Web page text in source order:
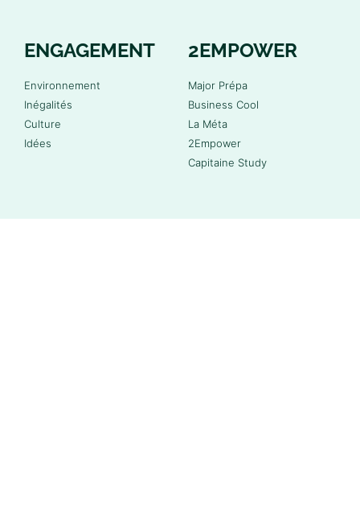
ENGAGEMENT
Environnement
Inégalités
Culture
Idées
2EMPOWER
Major Prépa
Business Cool
La Méta
2Empower
Capitaine Study